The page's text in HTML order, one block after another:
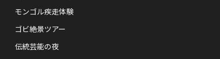
モンゴル疾走体験
ゴビ絶景ツアー
伝統芸能の夜